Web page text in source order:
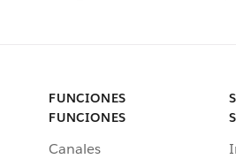
FUNCIONES
FUNCIONES
Canales